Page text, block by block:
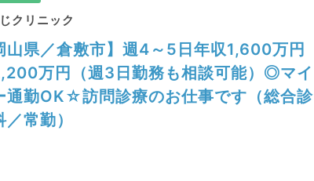
クリニック
山県／倉敷市】週4～5日年収1,600万円
万円（週3日勤務も相談可能）◎マイ
通勤OK☆訪問診療のお仕事です（総合診
／常勤）